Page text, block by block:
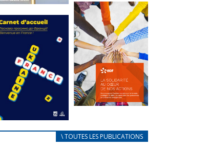
Statut de
l’élu local
Mise à jour avril
2024
FEUILLETER
La
prévention
des conflits
d’intérêts
18 septembre 2023
FEUILLETER
au coeur de
nos actions
\ TOUTES LES PUBLICATIONS